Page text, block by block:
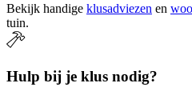
Bekijk handige klusadviezen en
tuin.
Hulp bij je klus nodig?